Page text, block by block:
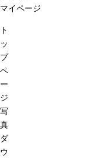
マイページ
ト
ッ
プ
ペ
ー
ジ
写
真
ダ
ウ